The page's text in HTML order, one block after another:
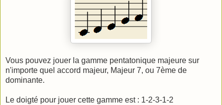
Vous pouvez jouer la gamme pentatonique majeure sur
n'importe quel accord majeur, Majeur 7, ou 7ème de
dominante.
Le doigté pour jouer cette gamme est : 1-2-3-1-2